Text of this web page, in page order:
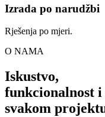
Izrada po narudžbi
Rješenja po mjeri.
O NAMA
Iskustvo,
funkcionalnost
svakom